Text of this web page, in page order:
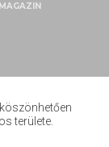
területe.